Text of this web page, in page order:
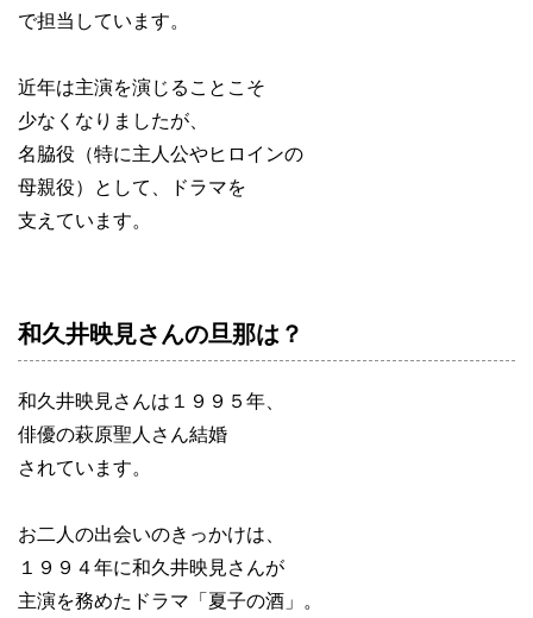
で担当しています。
近年は主演を演じることこそ
少なくなりましたが、
名脇役（特に主人公やヒロインの
母親役）として、ドラマを
支えています。
和久井映見さんの旦那は？
和久井映見さんは１９９５年、
俳優の萩原聖人さん結婚
されています。
お二人の出会いのきっかけは、
１９９４年に和久井映見さんが
主演を務めたドラマ「夏子の酒」。